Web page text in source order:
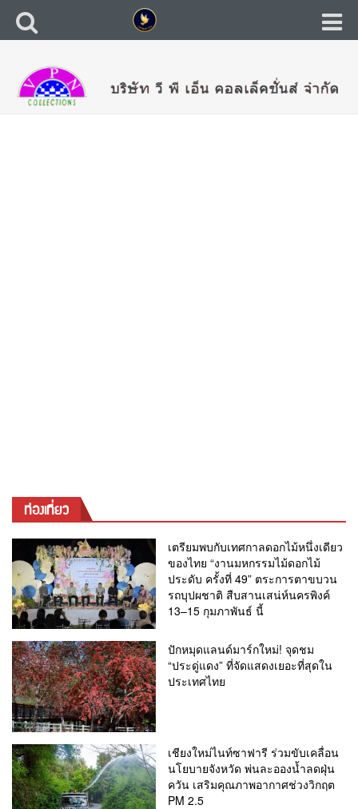
ท่องเที่ยว
เตรียมพบกับเทศกาลดอกไม้หนึ่งเดียว
ของไทย “งานมหกรรมไม้ดอกไม้
ประดับ ครั้งที่ 49” ตระการตาขบวน
รถบุปผชาติ สืบสานเสน่ห์นครพิงค์
13–15 กุมภาพันธ์ นี้
ปักหมุดแลนด์มาร์กใหม่! จุดชม
“ประดู่แดง” ที่จัดแสดงเยอะที่สุดใน
ประเทศไทย
เชียงใหม่ไนท์ซาฟารี ร่วมขับเคลื่อน
นโยบายจังหวัด พ่นละอองน้ำลดฝุ่น
ควัน เสริมคุณภาพอากาศช่วงวิกฤต
PM 2.5